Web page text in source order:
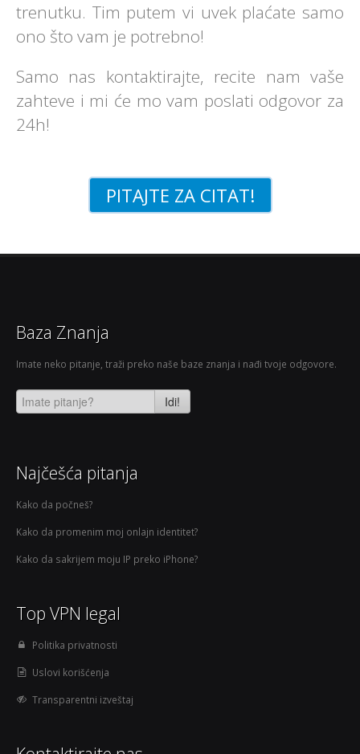
trenutku. Tim putem vi uvek plaćate samo
ono što vam je potrebno!
Samo nas kontaktirajte, recite nam vaše
zahteve i mi će mo vam poslati odgovor za
24h!
PITAJTE ZA CITAT!
Baza Znanja
Imate neko pitanje, traži preko naše baze znanja i nađi tvoje odgovore.
Idi!
Najčešća pitanja
Kako da počneš?
Kako da promenim moj onlajn identitet?
Kako da sakrijem moju IP preko iPhone?
Top VPN legal
Politika privatnosti
Uslovi korišćenja
Transparentni izveštaj